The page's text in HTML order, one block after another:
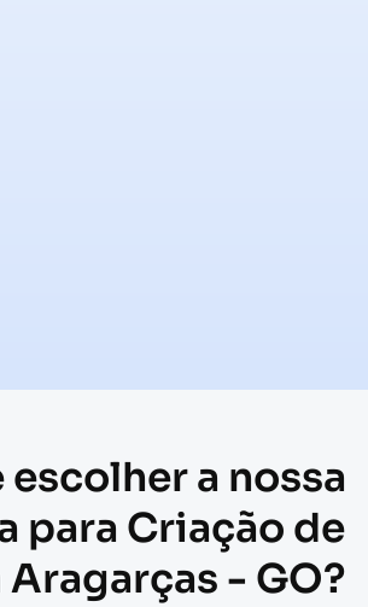
escolher a nossa
para Criação de
- GO?